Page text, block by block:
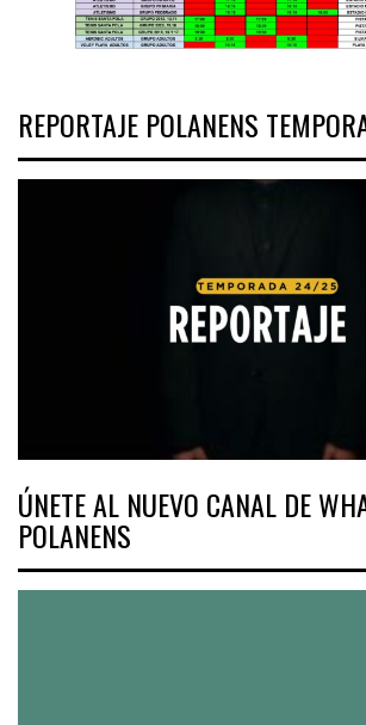
REPORTAJE POLANENS
ÚNETE AL NUEVO CANAL DE
POLANENS